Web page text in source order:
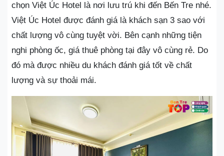
chọn Việt Úc Hotel là nơi lưu trú khi đến Bến Tre nhé.
Việt Úc Hotel được đánh giá là khách sạn 3 sao với
chất lượng vô cùng tuyệt vời. Bên cạnh những tiện
nghi phòng ốc, giá thuê phòng tại đây vô cùng rẻ. Do
đó mà được nhiều du khách đánh giá tốt về chất
lượng và sự thoải mái.